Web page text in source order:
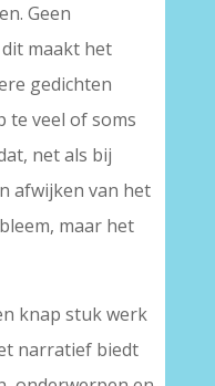
Geen
maakt het
gedichten
te veel of soms
net als bij
afwijken van het
maar het
knap stuk werk
narratief biedt